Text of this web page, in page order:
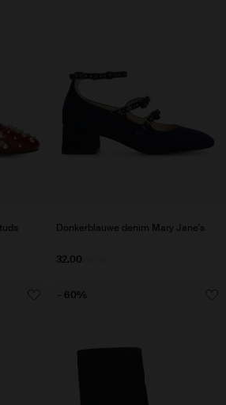
Donkerblauwe denim Mary Jane's
32.00
- 60%